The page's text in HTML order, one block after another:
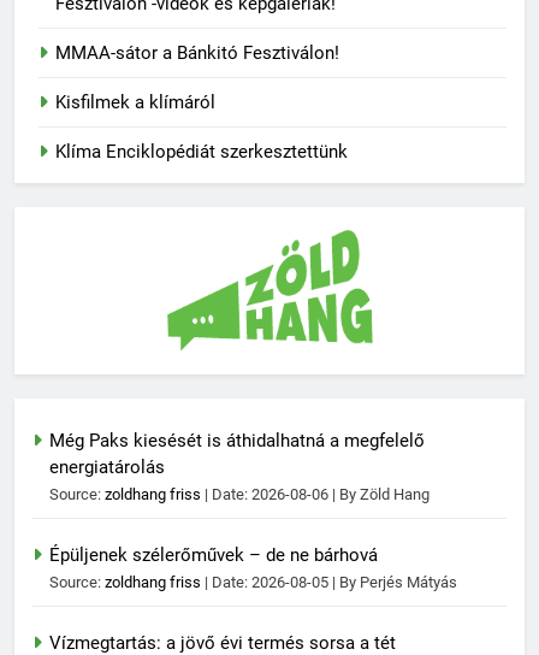
MMAA-sátor a Bánkitó Fesztiválon!
Kisfilmek a klímáról
Klíma Enciklopédiát szerkesztettünk
Még Paks kiesését is áthidalhatná a megfelelő
energiatárolás
Source: zoldhang friss Date: 2026-08-06 By Zöld Hang
Épüljenek szélerőművek – de ne bárhová
Source: zoldhang friss Date: 2026-08-05 By Perjés Mátyás
Vízmegtartás: a jövő évi termés sorsa a tét